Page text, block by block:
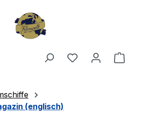
Du hast 0
(englisch)